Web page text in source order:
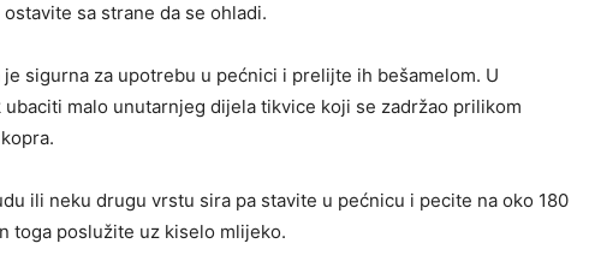
sa strane da se ohladi.
sigurna za upotrebu u pećnici i prelijte ih bešamelom. U
malo unutarnjeg dijela tikvice koji se zadržao prilikom
ili neku drugu vrstu sira pa stavite u pećnicu i pecite na oko 180
toga poslužite uz kiselo mlijeko.